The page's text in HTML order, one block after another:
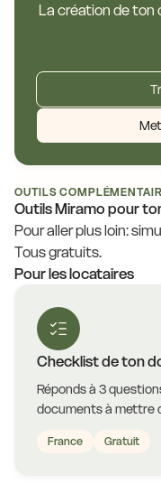
La création de
OUTILS
Outils Miramo pour
Pour aller plus loin:
Tous gratuits.
Pour les locataires
Checklist de ton
Réponds à 3
documents à mettre
France Gratuit